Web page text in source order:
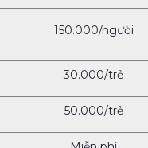
150.000/người
30.000/trẻ
50.000/trẻ